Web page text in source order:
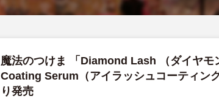
魔法のつけま 「Diamond Lash （ダイヤ
Coating Serum（アイラッシュコーティン
り発売